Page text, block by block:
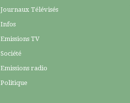
Journaux Télévisés
Infos
Emissions TV
Société
Emissions radio
Politique